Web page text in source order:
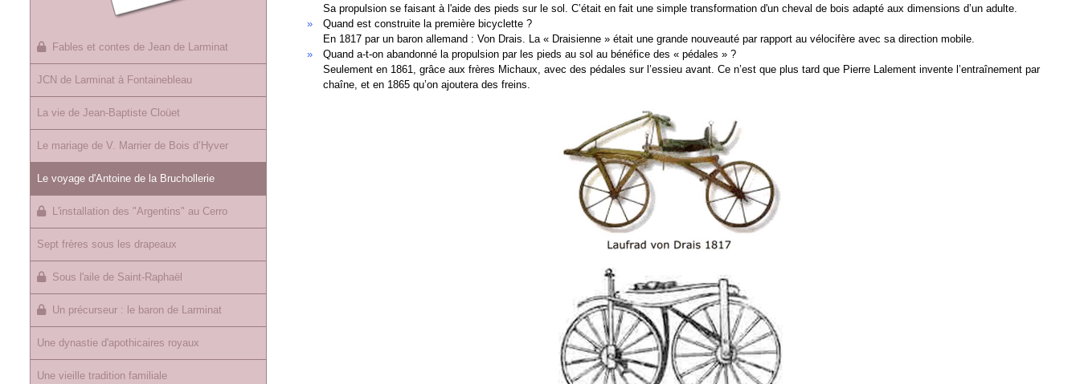
Fables et contes de Jean de Larminat
JCN de Larminat à Fontainebleau
La vie de Jean-Baptiste Cloüet
Le mariage de V. Marrier de Bois d’Hyver
Le voyage d'Antoine de la Bruchollerie
L'installation des "Argentins" au Cerro
Sept frères sous les drapeaux
Sous l'aile de Saint-Raphaël
Un précurseur : le baron de Larminat
Une dynastie d'apothicaires royaux
Une vieille tradition familiale
Sa propulsion se faisant à l'aide des pieds sur le sol. C’était en fait une simple transformation d'un cheval de bois adapté aux dimensions d’un adulte.
Quand est construite la première bicyclette ?
En 1817 par un baron allemand : Von Drais. La « Draisienne » était une grande nouveauté par rapport au vélocifère avec sa direction mobile.
Quand a-t-on abandonné la propulsion par les pieds au sol au bénéfice des « pédales » ?
Seulement en 1861, grâce aux frères Michaux, avec des pédales sur l’essieu avant. Ce n’est que plus tard que Pierre Lalement invente l’entraînement par
chaîne, et en 1865 qu’on ajoutera des freins.